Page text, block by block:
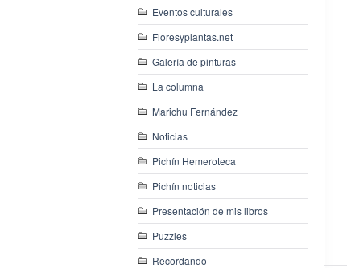
Eventos culturales
Floresyplantas.net
Galería de pinturas
La columna
Marichu Fernández
Noticias
Pichín Hemeroteca
Pichín noticias
Presentación de mis libros
Puzzles
Recordando